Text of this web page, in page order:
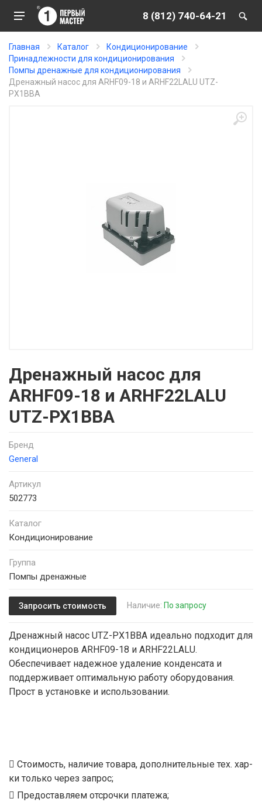
8 (812) 740-64-21
Главная Каталог
Кондиционирование
Принадлежности для кондиционирования
Помпы дренажные для кондиционирования
Дренажный насос для ARHF09-18 и ARHF22LALU UTZ-
PX1BBA
Дренажный насос для
ARHF09-18 и ARHF22LALU
UTZ-PX1BBA
Бренд
General
Артикул
502773
Каталог
Кондиционирование
Группа
Помпы дренажные
Запросить стоимость Наличие: По запросу
Дренажный насос UTZ-PX1BBA идеально подходит для
кондиционеров ARHF09-18 и ARHF22LALU.
Обеспечивает надежное удаление конденсата и
поддерживает оптимальную работу оборудования.
Прост в установке и использовании.
Стоимость, наличие товара, дополнительные тех. хар-
ки только через запрос;
Предоставляем отсрочки платежа;